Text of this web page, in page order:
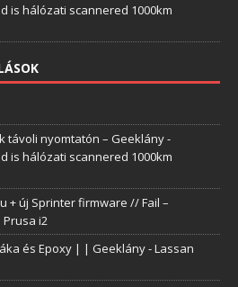
is hálózati scannered 1000km
távoli nyomtatón – Geeklány-
is hálózati scannered 1000km
+ új Sprinter firmware // Fail –
i2
és Epoxy | | Geeklány-Lassan